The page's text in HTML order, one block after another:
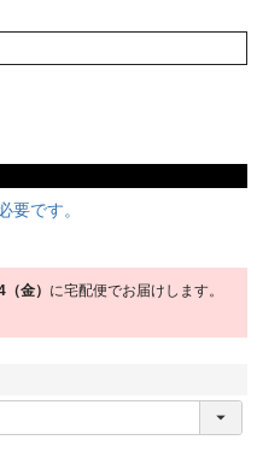
要です。
金） に宅配便でお届けします。